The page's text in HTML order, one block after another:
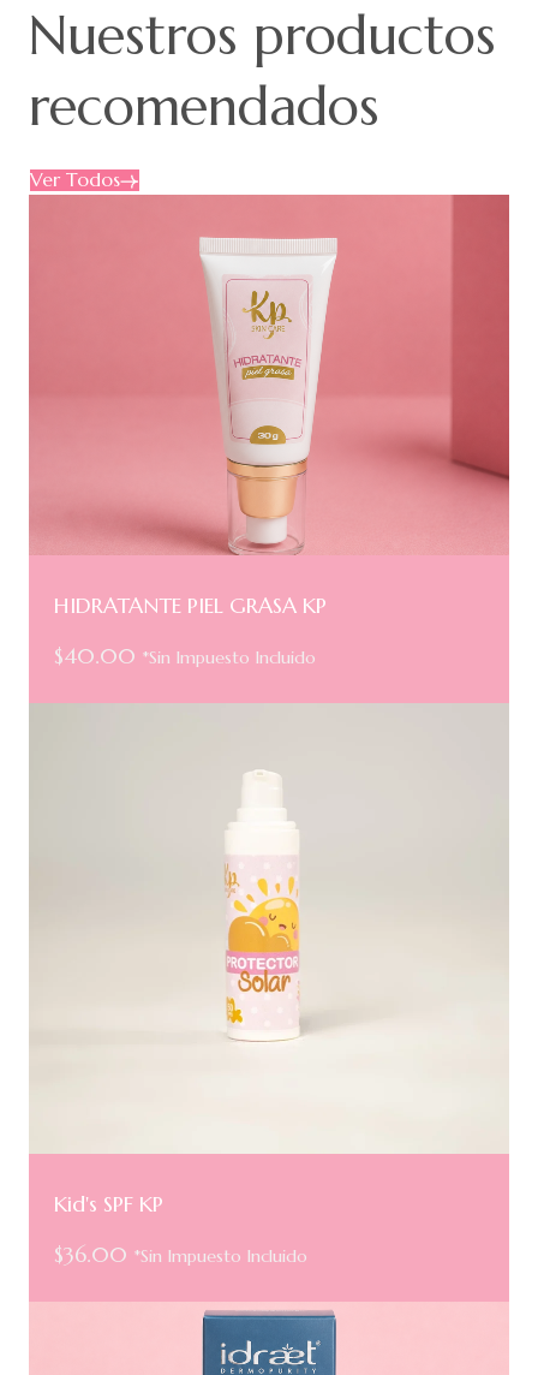
Nuestros productos
recomendados
Ver Todos
HIDRATANTE PIEL GRASA KP
$40.00 *Sin Impuesto Incluido
Kid's SPF KP
$36.00 *Sin Impuesto Incluido